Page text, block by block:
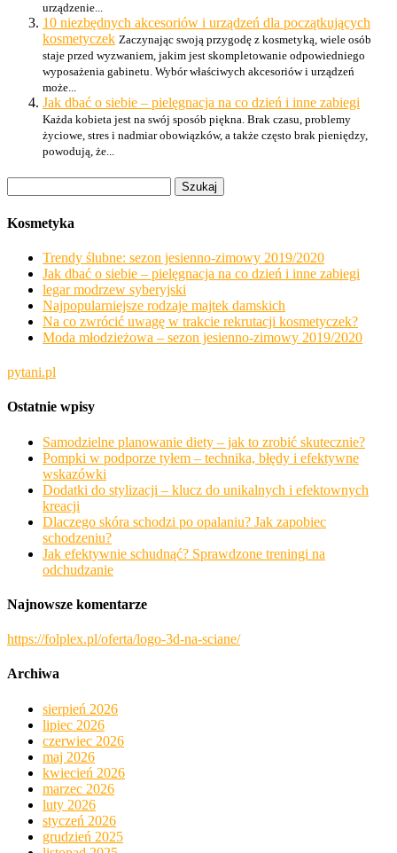
urządzenie...
10 niezbędnych akcesoriów i urządzeń dla początkujących
kosmetyczek Zaczynając swoją przygodę z kosmetyką, wiele osób
staje przed wyzwaniem, jakim jest skompletowanie odpowiedniego
wyposażenia gabinetu. Wybór właściwych akcesoriów i urządzeń
może...
Jak dbać o siebie – pielęgnacja na co dzień i inne zabiegi
Każda kobieta jest na swój sposób piękna. Brak czasu, problemy
życiowe, stres i nadmiar obowiązków, a także często brak pieniędzy,
powodują, że...
Kosmetyka
Trendy ślubne: sezon jesienno-zimowy 2019/2020
Jak dbać o siebie – pielęgnacja na co dzień i inne zabiegi
legar modrzew syberyjski
Najpopularniejsze rodzaje majtek damskich
Na co zwrócić uwagę w trakcie rekrutacji kosmetyczek?
Moda młodzieżowa – sezon jesienno-zimowy 2019/2020
pytani.pl
Ostatnie wpisy
Samodzielne planowanie diety – jak to zrobić skutecznie?
Pompki w podporze tyłem – technika, błędy i efektywne
wskazówki
Dodatki do stylizacji – klucz do unikalnych i efektownych
kreacji
Dlaczego skóra schodzi po opalaniu? Jak zapobiec
schodzeniu?
Jak efektywnie schudnąć? Sprawdzone treningi na
odchudzanie
Najnowsze komentarze
https://folplex.pl/oferta/logo-3d-na-sciane/
Archiwa
sierpień 2026
lipiec 2026
czerwiec 2026
maj 2026
kwiecień 2026
marzec 2026
luty 2026
styczeń 2026
grudzień 2025